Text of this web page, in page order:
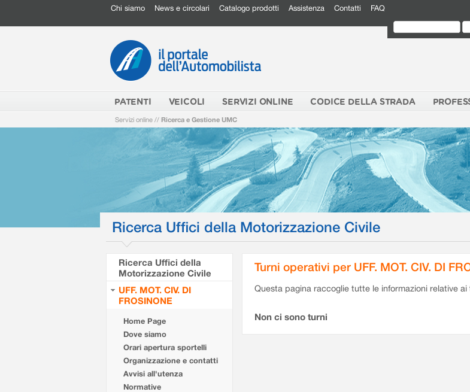
Chi siamo News e circolari Catalogo prodotti Assistenza Contatti FAQ
PATENTI VEICOLI SERVIZI ONLINE CODICE DELLA STRADA
Servizi online // Ricerca e Gestione UMC
Ricerca Uffici della Motorizzazione Civile
Ricerca Uffici della
Motorizzazione Civile
UFF. MOT. CIV. DI
FROSINONE
Home Page
Dove siamo
Orari apertura sportelli
Organizzazione e contatti
Avvisi all'utenza
Normative
Turni operativi per UFF. MOT. CIV. DI
Questa pagina raccoglie tutte le informazioni relative ai
Non ci sono turni